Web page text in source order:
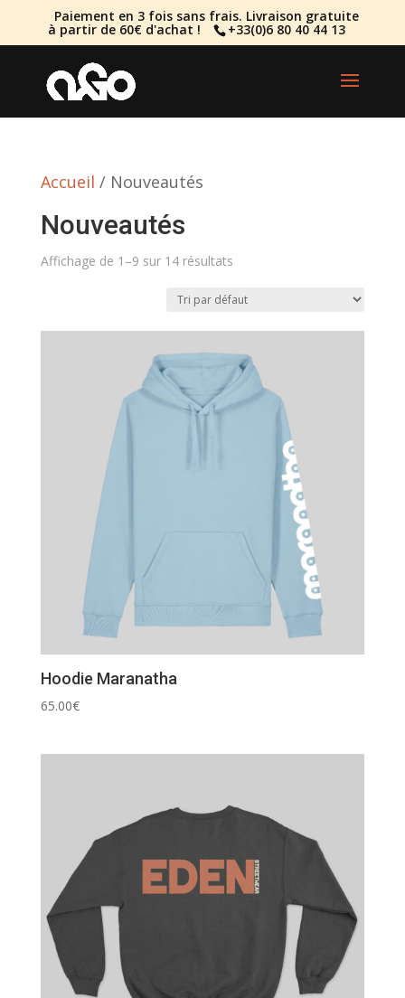
Paiement en 3 fois sans frais. Livraison gratuite
à partir de 60€ d'achat ! +33(0)6 80 40 44 13
Accueil / Nouveautés
Nouveautés
Affichage de 1–9 sur 14 résultats
Hoodie Maranatha
65.00€